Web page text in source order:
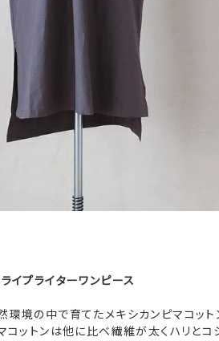
イプライターワンピース
境の中で育てたメキシカンピマコット
コットンは他に比べ繊維が太くハリとコ